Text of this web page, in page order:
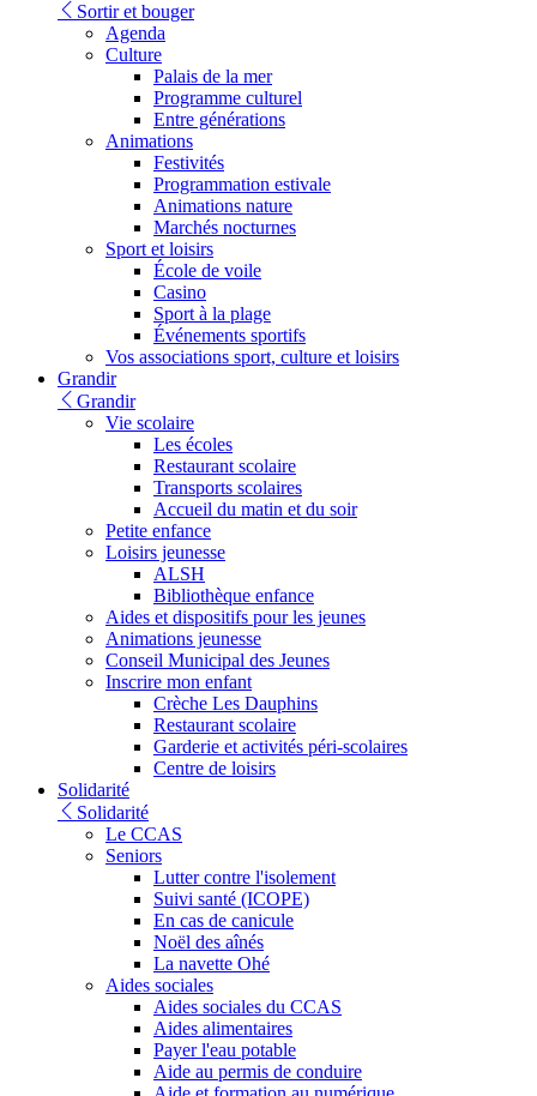
Sortir et bouger
Agenda
Culture
Palais de la mer
Programme culturel
Entre générations
Animations
Festivités
Programmation estivale
Animations nature
Marchés nocturnes
Sport et loisirs
École de voile
Casino
Sport à la plage
Événements sportifs
Vos associations sport, culture et loisirs
Grandir
Grandir
Vie scolaire
Les écoles
Restaurant scolaire
Transports scolaires
Accueil du matin et du soir
Petite enfance
Loisirs jeunesse
ALSH
Bibliothèque enfance
Aides et dispositifs pour les jeunes
Animations jeunesse
Conseil Municipal des Jeunes
Inscrire mon enfant
Crèche Les Dauphins
Restaurant scolaire
Garderie et activités péri-scolaires
Centre de loisirs
Solidarité
Solidarité
Le CCAS
Seniors
Lutter contre l'isolement
Suivi santé (ICOPE)
En cas de canicule
Noël des aînés
La navette Ohé
Aides sociales
Aides sociales du CCAS
Aides alimentaires
Payer l'eau potable
Aide au permis de conduire